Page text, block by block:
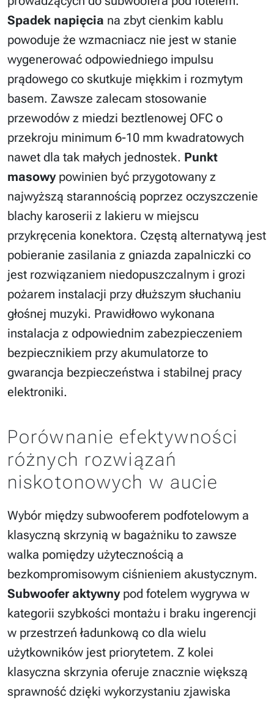
Spadek napięcia na zbyt cienkim kablu
powoduje że wzmacniacz nie jest w stanie
wygenerować odpowiedniego impulsu
prądowego co skutkuje miękkim i rozmytym
basem. Zawsze zalecam stosowanie
przewodów z miedzi beztlenowej OFC o
przekroju minimum 6-10 mm kwadratowych
nawet dla tak małych jednostek. Punkt
masowy powinien być przygotowany z
najwyższą starannością poprzez oczyszczenie
blachy karoserii z lakieru w miejscu
przykręcenia konektora. Częstą alternatywą jest
pobieranie zasilania z gniazda zapalniczki co
jest rozwiązaniem niedopuszczalnym i grozi
pożarem instalacji przy dłuższym słuchaniu
głośnej muzyki. Prawidłowo wykonana
instalacja z odpowiednim zabezpieczeniem
bezpiecznikiem przy akumulatorze to
gwarancja bezpieczeństwa i stabilnej pracy
elektroniki.
Porównanie efektywności
różnych rozwiązań
niskotonowych w aucie
Wybór między subwooferem podfotelowym a
klasyczną skrzynią w bagażniku to zawsze
walka pomiędzy użytecznością a
bezkompromisowym ciśnieniem akustycznym.
Subwoofer aktywny pod fotelem wygrywa w
kategorii szybkości montażu i braku ingerencji
w przestrzeń ładunkową co dla wielu
użytkowników jest priorytetem. Z kolei
klasyczna skrzynia oferuje znacznie większą
sprawność dzięki wykorzystaniu zjawiska